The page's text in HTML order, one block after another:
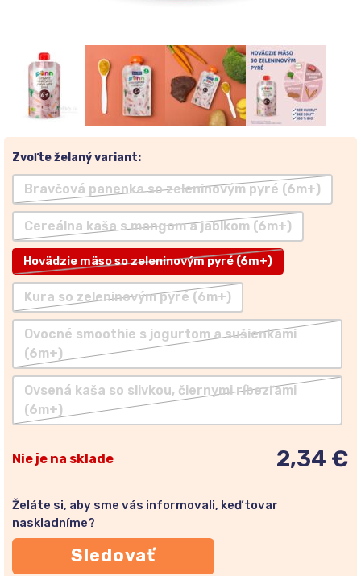
Zvoľte želaný variant:
Bravčová panenka so zeleninovým pyré (6m+)
Cereálna kaša s mangom a jablkom (6m+)
Hovädzie mäso so zeleninovým pyré (6m+)
Kura so zeleninovým pyré (6m+)
Ovocné smoothie s jogurtom a sušienkami
(6m+)
Ovsená kaša so slivkou, čiernymi ríbezľami
(6m+)
Nie je na sklade 2,34 €
Želáte si, aby sme vás informovali, keď tovar
naskladníme?
Sledovať